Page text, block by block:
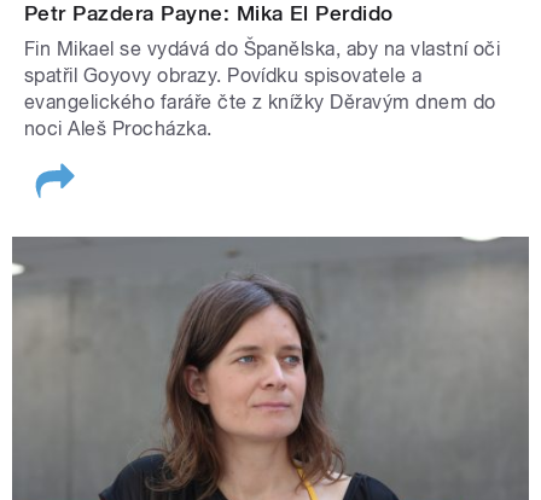
Petr Pazdera Payne: Mika El Perdido
Fin Mikael se vydává do Španělska, aby na vlastní oči
spatřil Goyovy obrazy. Povídku spisovatele a
evangelického faráře čte z knížky Děravým dnem do
noci Aleš Procházka.